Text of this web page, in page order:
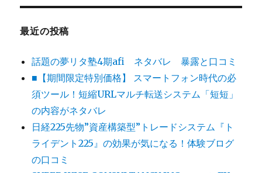
最近の投稿
話題の夢リタ塾4期afi ネタバレ 暴露と口コミ
■【期間限定特別価格】 スマートフォン時代の必
須ツール！短縮URLマルチ転送システム「短短」
の内容がネタバレ
日経225先物”資産構築型”トレードシステム『ト
ライデント225』の効果が気になる！体験ブログ
の口コミ